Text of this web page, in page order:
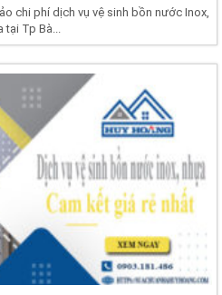
chi phí dịch vụ vệ sinh bồn nước Inox,
tại Tp Bà...